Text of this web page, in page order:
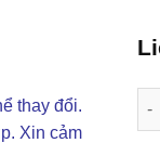
thay đổi.
Xin cảm